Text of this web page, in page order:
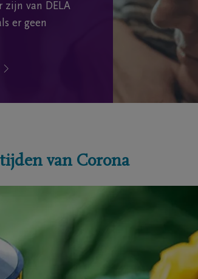
zijn van DELA
er geen
van Corona